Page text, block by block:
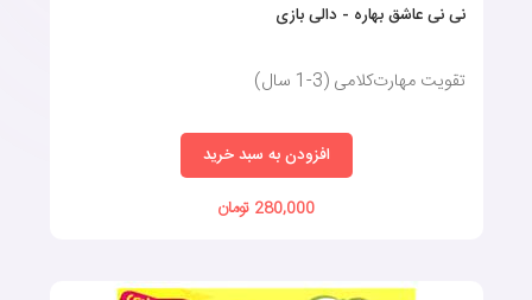
نی نی عاشق بهاره - دالی بازی
تقویت مهارت‌کلامی (3-1 سال)
افزودن به سبد خرید
280,000 تومان